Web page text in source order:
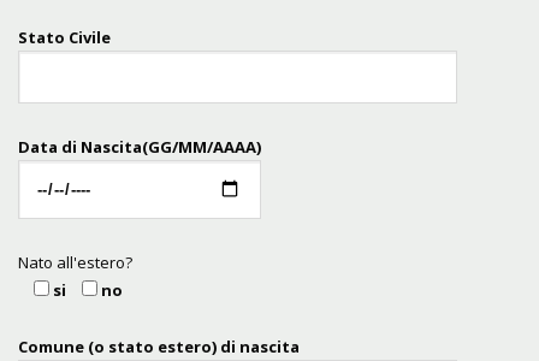
Stato Civile
Data di Nascita(GG/MM/AAAA)
Nato all'estero?
si
no
Comune (o stato estero) di nascita